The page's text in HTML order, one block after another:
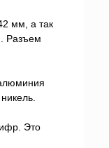
мм, а так
Разъем
Это